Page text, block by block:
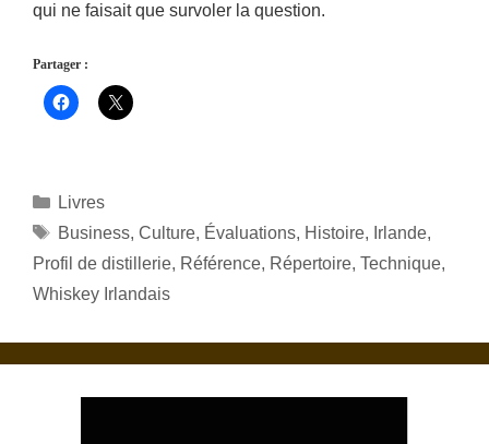
qui ne faisait que survoler la question.
Partager :
Catégories
Livres
Étiquettes
Business, Culture, Évaluations, Histoire, Irlande,
Profil de distillerie, Référence, Répertoire, Technique,
Whiskey Irlandais